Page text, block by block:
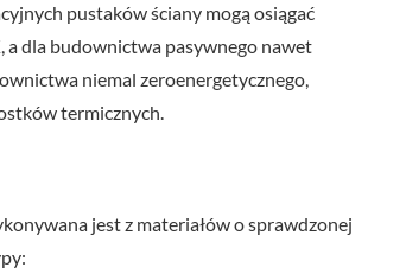
pustaków ściany mogą osiągać
a dla budownictwa pasywnego nawet
niemal zeroenergetycznego,
termicznych.
jest z materiałów o sprawdzonej